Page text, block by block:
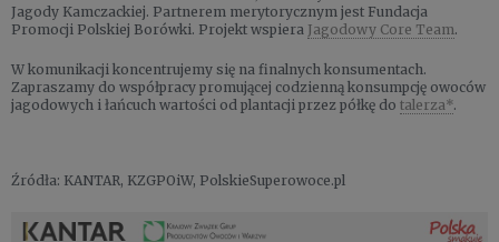
Jagody Kamczackiej. Partnerem merytorycznym jest Fundacja
Promocji Polskiej Borówki. Projekt wspiera Jagodowy Core Team.
W komunikacji koncentrujemy się na finalnych konsumentach.
Zapraszamy do współpracy promującej codzienną konsumpcję owoców
jagodowych i łańcuch wartości od plantacji przez półkę do talerza*.
Źródła: KANTAR, KZGPOiW, PolskieSuperowoce.pl